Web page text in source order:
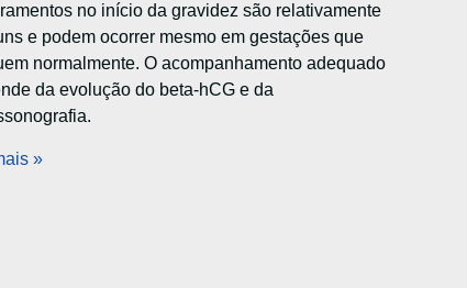
no início da gravidez são relativamente
e podem ocorrer mesmo em gestações que
normalmente. O acompanhamento adequado
da evolução do beta-hCG e da
»